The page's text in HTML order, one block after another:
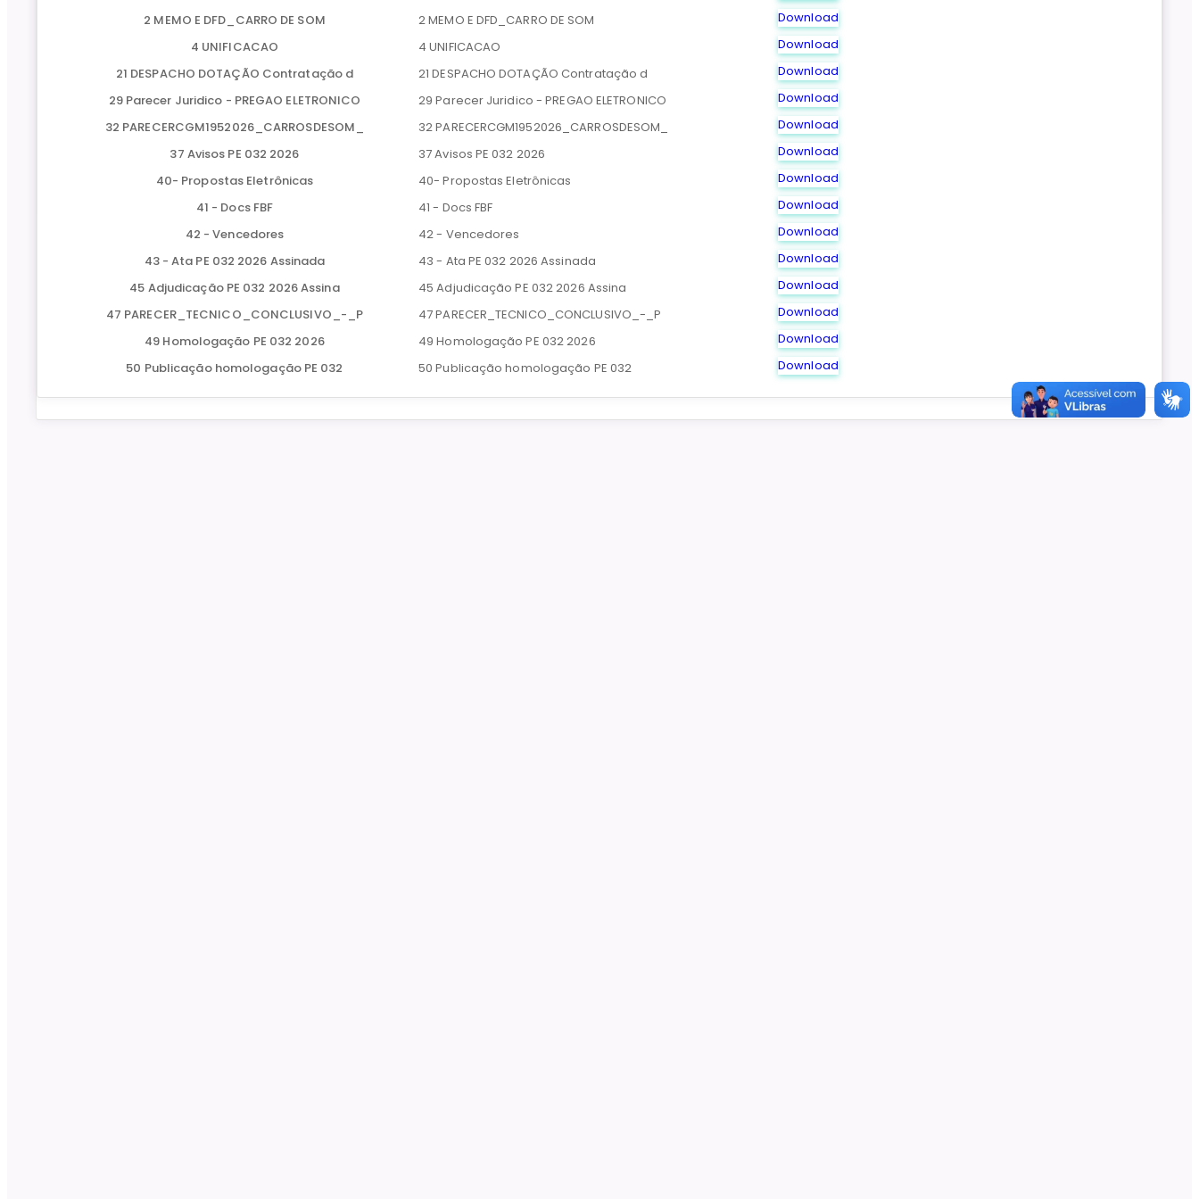
2 MEMO E DFD_CARRO DE SOM
2 MEMO E DFD_CARRO DE SOM
Download
4 UNIFICACAO
4 UNIFICACAO
Download
21 DESPACHO DOTAÇÃO Contratação d
21 DESPACHO DOTAÇÃO Contratação d
Download
29 Parecer Juridico - PREGAO ELETRONICO
29 Parecer Juridico - PREGAO ELETRONICO
Download
32 PARECERCGM1952026_CARROSDESOM_
32 PARECERCGM1952026_CARROSDESOM_
Download
37 Avisos PE 032 2026
37 Avisos PE 032 2026
Download
40- Propostas Eletrônicas
40- Propostas Eletrônicas
Download
41 - Docs FBF
41 - Docs FBF
Download
42 - Vencedores
42 - Vencedores
Download
43 - Ata PE 032 2026 Assinada
43 - Ata PE 032 2026 Assinada
Download
45 Adjudicação PE 032 2026 Assina
45 Adjudicação PE 032 2026 Assina
Download
47 PARECER_TECNICO_CONCLUSIVO_-_P
47 PARECER_TECNICO_CONCLUSIVO_-_P
Download
49 Homologação PE 032 2026
49 Homologação PE 032 2026
Download
50 Publicação homologação PE 032
50 Publicação homologação PE 032 Download